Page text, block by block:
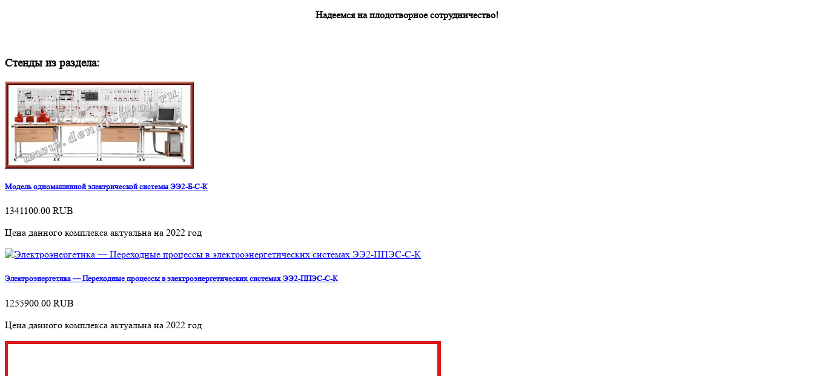
Надеемся на плодотворное сотрудничество!
Стенды из раздела:
Модель одномашинной электрической системы ЭЭ2-Б-С-К
1341100.00 RUB
Цена данного комплекса актуальна на 2022 год
Электроэнергетика — Переходные процессы в электроэнергетических системах ЭЭ2-ППЭС-С-К
1255900.00 RUB
Цена данного комплекса актуальна на 2022 год